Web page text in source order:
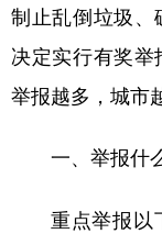
制止乱倒垃圾
决定实行有奖举
举报越多，城市
一、举报什
重点举报以